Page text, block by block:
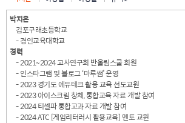
박지은
김포구래초등학교
- 경인교육대학교
경력
- 2021~2024 교사연구회 반올림스쿨 회원
- 인스타그램 및 블로그 ‘마루쌤’ 운영
- 2023 경기도 에듀테크 활용 교육 선도교원
- 2023 아이스크림 창체, 통합교육 자료 개발 참여
- 2024 티셀파 통합교과 자료 개발 참여
- 2024 ATC [게임리터러시 활용교육] 멘토 교원